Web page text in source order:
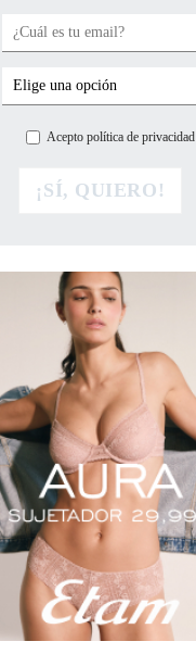
Acepto política de privacidad